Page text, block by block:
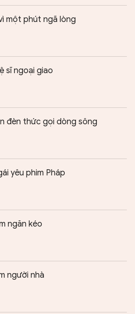
một phút ngã lòng
sĩ ngoại giao
đèn thức gọi dòng sông
yêu phim Pháp
ngăn kéo
người nhà